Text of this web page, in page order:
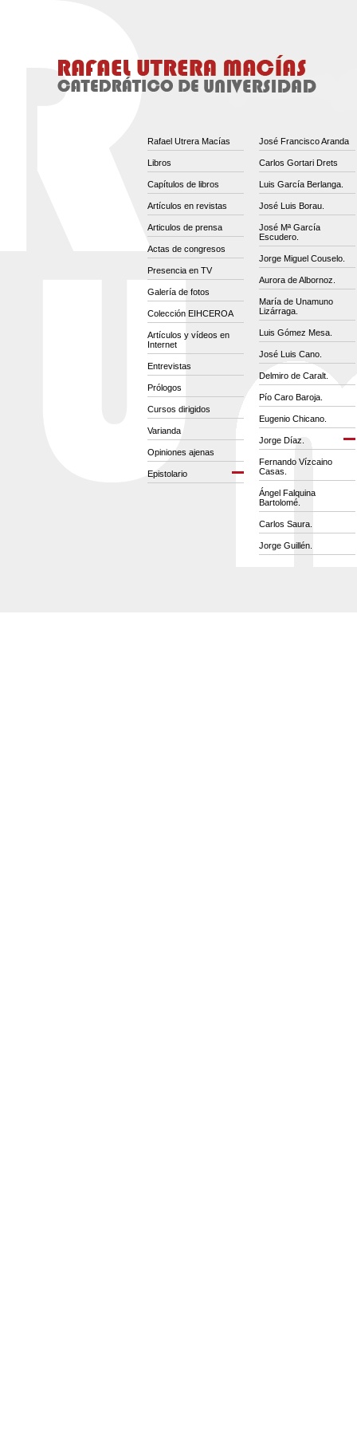
Rafael Utrera Macías
Libros
Capítulos de libros
Artículos en revistas
Articulos de prensa
Actas de congresos
Presencia en TV
Galería de fotos
Colección EIHCEROA
Artículos y vídeos en
Internet
Entrevistas
Prólogos
Cursos dirigidos
Varianda
Opiniones ajenas
Epistolario
José Francisco Aranda
Carlos Gortari Drets
Luis García Berlanga.
José Luis Borau.
José Mª García
Escudero.
Jorge Miguel Couselo.
Aurora de Albornoz.
María de Unamuno
Lizárraga.
Luis Gómez Mesa.
José Luis Cano.
Delmiro de Caralt.
Pío Caro Baroja.
Eugenio Chicano.
Jorge Díaz.
Fernando Vízcaino
Casas.
Ángel Falquina
Bartolomé.
Carlos Saura.
Jorge Guillén.